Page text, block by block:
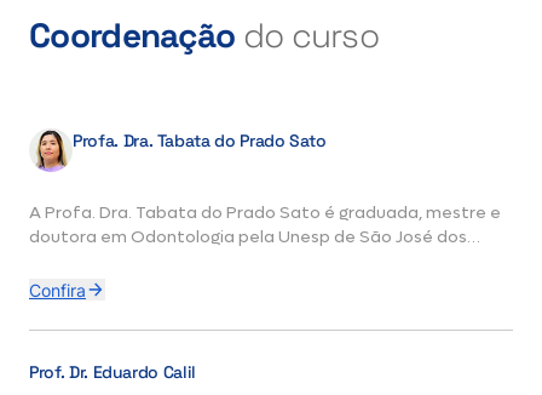
Coordenação do curso
Profa. Dra. Tabata do Prado Sato
A Profa. Dra. Tabata do Prado Sato é graduada, mestre e
doutora em Odontologia pela Unesp de São José dos
Especializou-se em Saúde Pública e Educação pelo IFSP –
de Saúde. Possui vasta experiência em pesquisa de
incluindo Educação Básica e Superior.
Confira
Prof. Dr. Eduardo Calil